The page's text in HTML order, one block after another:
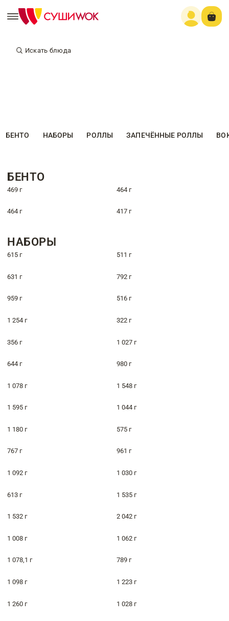
Искать блюда
БЕНТО НАБОРЫ РОЛЛЫ ЗАПЕЧЁННЫЕ РОЛЛЫ
БЕНТО
469 г 464 г
464 г 417 г
НАБОРЫ
615 г 511 г
631 г 792 г
959 г 516 г
1 254 г 322 г
356 г 1 027 г
644 г 980 г
1 078 г 1 548 г
1 595 г 1 044 г
1 180 г 575 г
767 г 961 г
1 092 г 1 030 г
613 г 1 535 г
1 532 г 2 042 г
1 008 г 1 062 г
1 078,1 г 789 г
1 098 г 1 223 г
1 260 г 1 028 г